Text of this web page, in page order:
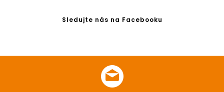
Sledujte nás na Facebooku